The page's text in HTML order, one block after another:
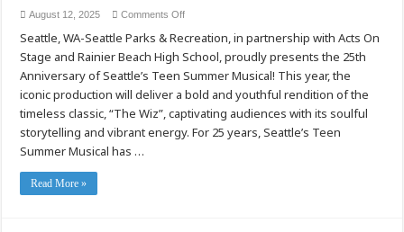
August 12, 2025 Comments Offon
25
Years
of
Teen
Summer
Musical
with
“The
Wiz”
Seattle, WA-Seattle Parks & Recreation, in partnership with Acts On
Stage and Rainier Beach High School, proudly presents the 25th
Anniversary of Seattle’s Teen Summer Musical! This year, the
iconic production will deliver a bold and youthful rendition of the
timeless classic, “The Wiz”, captivating audiences with its soulful
storytelling and vibrant energy. For 25 years, Seattle’s Teen
Summer Musical has …
Read More »